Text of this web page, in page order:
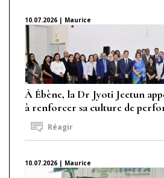
10.07.2026 | Maurice
À Ébène, la Dr Jyoti Jeetun
à renforcer sa culture de
Réagir
10.07.2026 | Maurice